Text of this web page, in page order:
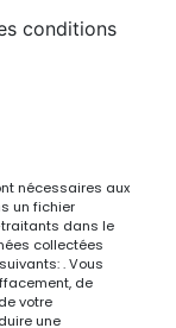
conditions
nécessaires aux
un fichier
dans le
collectées
. Vous
de
votre
une